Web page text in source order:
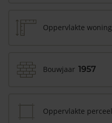
Oppervlakte woning
Bouwjaar 1957
Oppervlakte perceel